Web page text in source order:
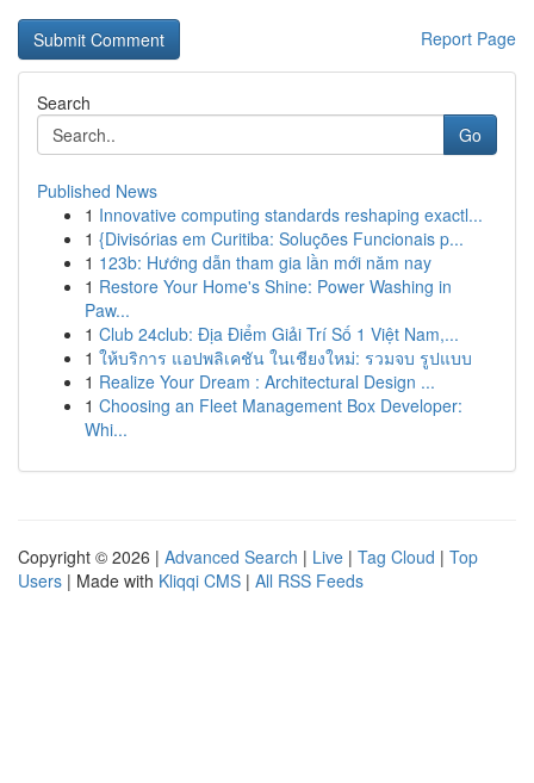
Report Page
Search
Go
Published News
1 Innovative computing standards reshaping exactl...
1 {Divisórias em Curitiba: Soluções Funcionais p...
1 123b: Hướng dẫn tham gia lần mới năm nay
1 Restore Your Home's Shine: Power Washing in
Paw...
1 Club 24club: Địa Điểm Giải Trí Số 1 Việt Nam,...
1 ให้บริการ แอปพลิเคชัน ในเชียงใหม่: รวมจบ รูปแบบ
1 Realize Your Dream : Architectural Design ...
1 Choosing an Fleet Management Box Developer:
Whi...
Copyright © 2026 | Advanced Search | Live | Tag Cloud | Top
Users | Made with Kliqqi CMS | All RSS Feeds